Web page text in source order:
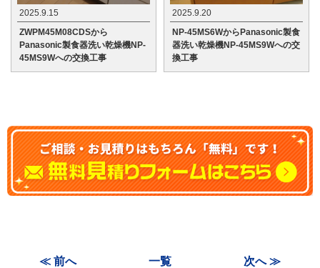
2025.9.15
ZWPM45M08CDSから
Panasonic製食器洗い乾燥機NP-
45MS9Wへの交換工事
2025.9.20
NP-45MS6WからPanasonic製食
器洗い乾燥機NP-45MS9Wへの交
換工事
≪ 前へ 一覧 次へ ≫